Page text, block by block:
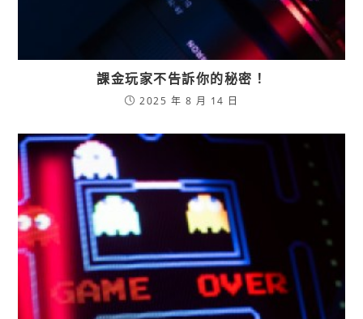
課金玩家不告訴你的秘密！
2025 年 8 月 14 日